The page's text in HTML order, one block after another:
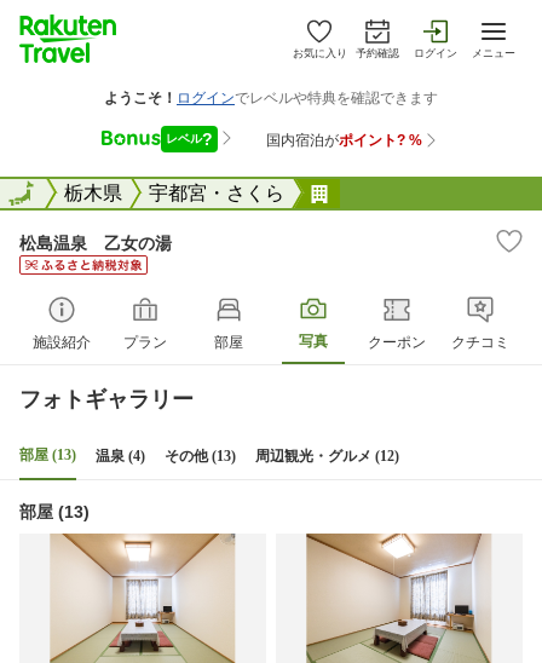
お気に入り 予約確認 ログイン メニュー
全国栃木県 宇都宮・さくら
全国
松島温泉 乙女の湯
施設紹介 プラン 部屋 写真 クーポン クチコミ
フォトギャラリー
部屋 (13) 温泉 (4) その他 (13) 周辺観光・グルメ (12)
部屋 (13)